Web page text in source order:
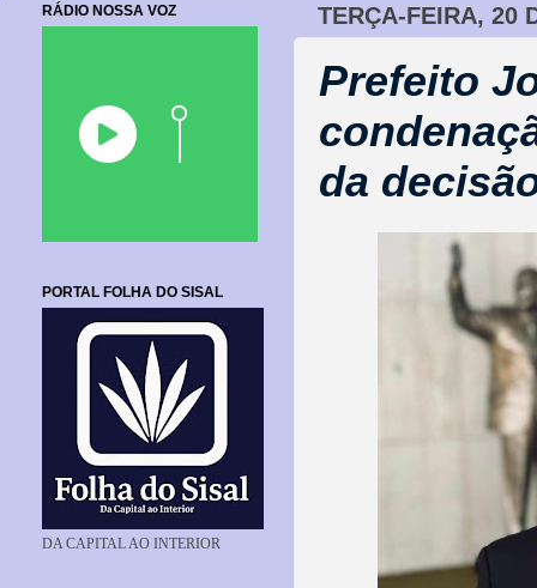
TERÇA-FEIRA, 20
Prefeito
da
RÁDIO NOSSA VOZ
PORTAL FOLHA DO SISAL
DA CAPITAL AO INTERIOR